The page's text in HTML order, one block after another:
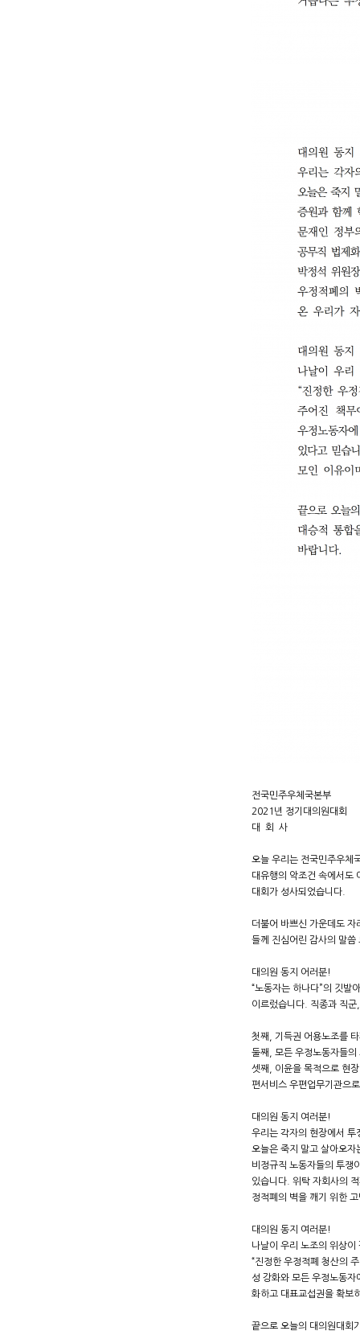
전국민주우체국본부
2021년 정기대의원대회
대 회 사
오늘 우리는 전국민주우체
대유행의 악조건 속에서도
대회가 성사되었습니다.
더불어 바쁘신 가운데도
들께 진심어린 감사의 말씀
대의원 동지 어러분!
“노동자는 하나다”의 깃발
이르렀습니다. 직종과 직
첫째, 기득권 어용노조를
둘째, 모든 우정노동자들
셋째, 이윤을 목적으로 현
편서비스 우편업무기관으
대의원 동지 여러분!
우리는 각자의 현장에서 투
오늘은 죽지 말고 살아오자
비정규직 노동자들의 투쟁
있습니다. 위탁 자회사의
정적폐의 벽을 깨기 위한
대의원 동지 여러분!
나날이 우리 노조의 위상
“진정한 우정적폐 청산의
성 강화와 모든 우정노동
화하고 대표교섭권을 확보
끝으로 오늘의 대의원대회